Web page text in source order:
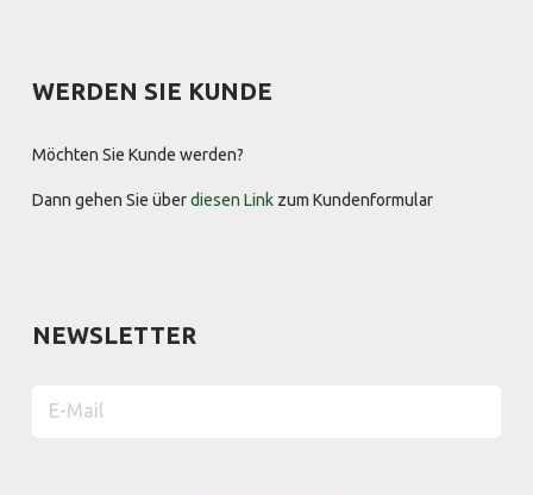
WERDEN SIE KUNDE
Möchten Sie Kunde werden?
Dann gehen Sie überdiesen Link zum Kundenformular
NEWSLETTER